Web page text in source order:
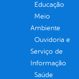
Educação
Meio
Ambiente
Ouvidoria e
Serviço de
Informação
Saúde